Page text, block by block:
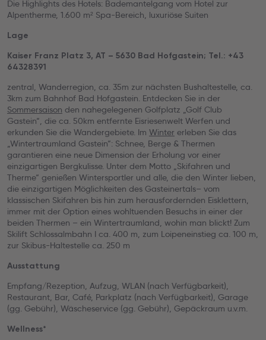
Die Highlights des Hotels: Bademantelgang vom Hotel zur
Alpentherme, 1.600 m² Spa-Bereich, luxuriöse Suiten
Lage
Kaiser Franz Platz 3, AT – 5630 Bad Hofgastein; Tel.: +43
64328391
zentral, Wanderregion, ca. 35m zur nächsten Bushaltestelle, ca.
3km zum Bahnhof Bad Hofgastein. Entdecken Sie in der
Sommersaison den nahegelegenen Golfplatz „Golf Club
Gastein“, die ca. 50km entfernte Eisriesenwelt Werfen und
erkunden Sie die Wandergebiete. Im Winter erleben Sie das
„Wintertraumland Gastein“: Schnee, Berge & Thermen
garantieren eine neue Dimension der Erholung vor einer
einzigartigen Bergkulisse. Unter dem Motto „Skifahren und
Therme“ genießen Wintersportler und alle, die den Winter lieben,
die einzigartigen Möglichkeiten des Gasteinertals– vom
klassischen Skifahren bis hin zum herausfordernden Eisklettern,
immer mit der Option eines wohltuenden Besuchs in einer der
beiden Thermen – ein Wintertraumland, wohin man blickt! Zum
Skilift Schlossalmbahn I ca. 400 m, zum Loipeneinstieg ca. 100 m,
zur Skibus-Haltestelle ca. 250 m
Ausstattung
Empfang/Rezeption, Aufzug, WLAN (nach Verfügbarkeit),
Restaurant, Bar, Café, Parkplatz (nach Verfügbarkeit), Garage
(gg. Gebühr), Wäscheservice (gg. Gebühr), Gepäckraum u.v.m.
Wellness*